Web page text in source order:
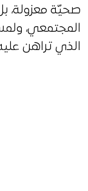
صحيّة معزولة،
المجتمعي،
الذي تراهن